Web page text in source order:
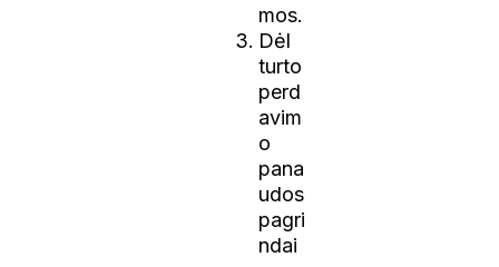
mos.
Dėl
turto
perd
avim
o
pana
udos
pagri
ndai